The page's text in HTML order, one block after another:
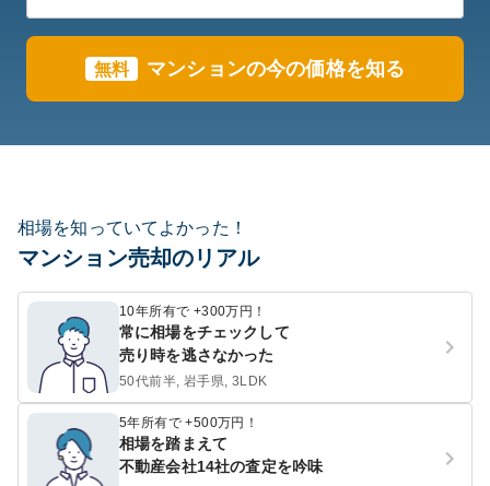
無料 マンションの今の価格を知る
相場を知っていてよかった！
マンション売却のリアル
10年所有で +300万円！
常に相場をチェックして
売り時を逃さなかった
50代前半, 岩手県, 3LDK
5年所有で +500万円！
相場を踏まえて
不動産会社14社の査定を吟味